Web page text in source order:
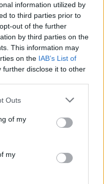
information utilized by
to third parties prior to
out of the further
by third parties on the
This information may
on the IAB’s List of
further disclose it to other
Outs
of my
my